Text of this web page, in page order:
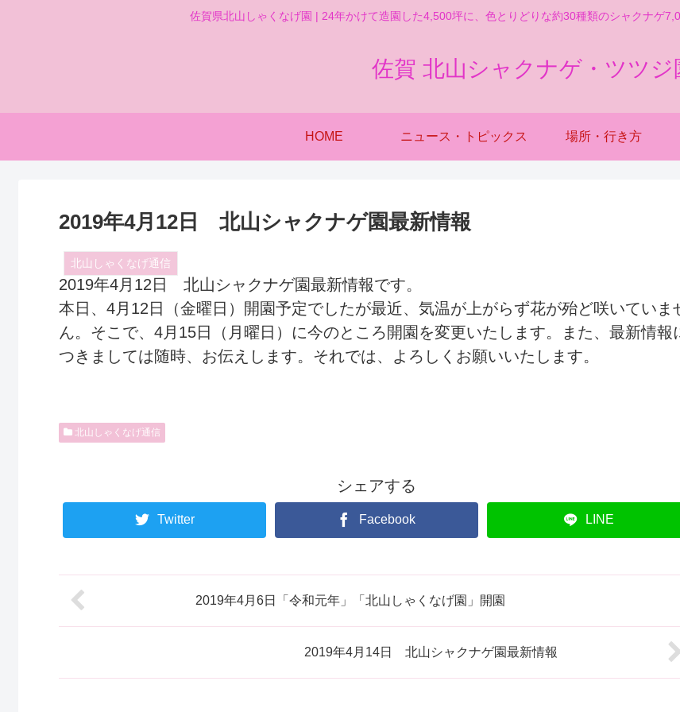
佐賀県北山しゃくなげ園 | 24年かけて造園した4,500坪に、色とりどりな約30種類のシャクナゲ
佐賀 北山シャクナゲ・ツツジ
HOME ニュース・トピックス 場所・行き方
2019年4月12日 北山シャクナゲ園最新情報
北山しゃくなげ通信
2019年4月12日 北山シャクナゲ園最新情報です。
本日、4月12日（金曜日）開園予定でしたが最近、気温が上がらず花が殆ど咲いていま
ん。そこで、4月15日（月曜日）に今のところ開園を変更いたします。また、最新情報
つきましては随時、お伝えします。それでは、よろしくお願いいたします。
北山しゃくなげ通信
シェアする
Twitter Facebook LINE
2019年4月6日「令和元年」「北山しゃくなげ園」開園
2019年4月14日 北山シャクナゲ園最新情報